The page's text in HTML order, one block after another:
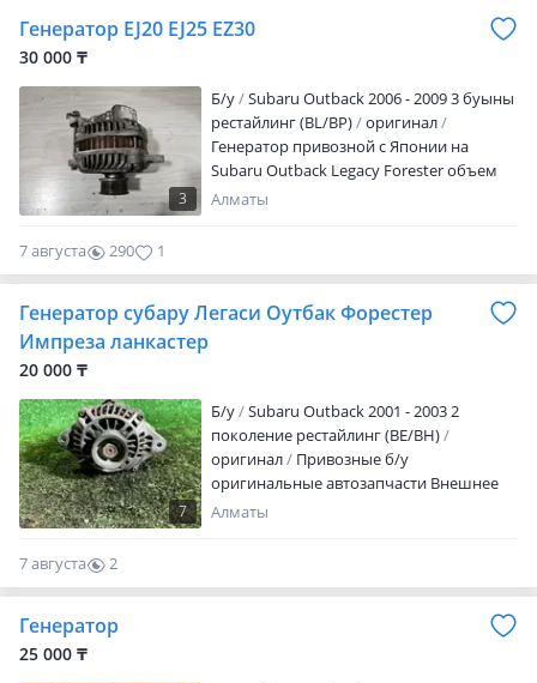
Генератор EJ20 EJ25 EZ30
30 000 ₸
3
Б/y
Subaru Outback 2006 - 2009 3 буыны
рестайлинг (BL/BP)
оригинал
Генератор привозной с Японии на
Subaru Outback Legacy Forester объем
2.0 2.5 3.0
Алматы
7 августа 290 1
Генератор субару Легаси Оутбак Форестер
Импреза ланкастер
20 000 ₸
7
Б/y
Subaru Outback 2001 - 2003 2
поколение рестайлинг (BE/BH)
оригинал
Привозные б/у
оригинальные автозапчасти Внешнее
состояние — на фото.
детали и региона). Возврат или обмен
Алматы
7 августа
2
0
Генератор
25 000 ₸